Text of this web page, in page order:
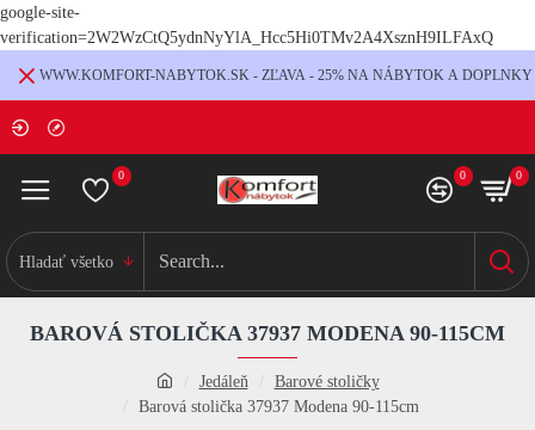
google-site-
verification=2W2WzCtQ5ydnNyYlA_Hcc5Hi0TMv2A4XsznH9ILFAxQ
WWW.KOMFORT-NABYTOK.SK - ZĽAVA - 25% NA NÁBYTOK A DOPLNKY
0 0 0
Hladať všetko
Jedáleň
Barové stoličky
Barová stolička 37937 Modena 90-115cm
BAROVÁ STOLIČKA 37937 MODENA 90-115CM